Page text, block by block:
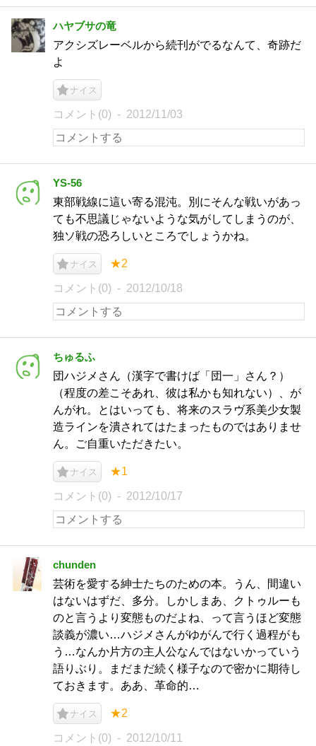
ハヤブサの竜
アクシズレーベルから続刊がでるなんて、奇跡だ
よ
ナイス
コメント(0) 2012/11/03
YS-56
東部戦線に這い寄る混沌。別にそんな戦いがあっ
ても不思議じゃないような気がしてしまうのが、
独ソ戦の恐ろしいところでしょうかね。
ナイス ★2
コメント(0) 2012/10/18
ちゅるふ
団ハジメさん（漢字で書けば「団一」さん？）
（程度の差こそあれ、彼は私かも知れない）、が
んがれ。とはいっても、将来のスラヴ系美少女製
造ラインを潰されてはたまったものではありませ
ん。ご自重いただきたい。
ナイス ★1
コメント(0) 2012/10/17
chunden
芸術を愛する紳士たちのための本。うん、間違い
はないはずだ、多分。しかしまあ、クトゥルーも
のと言うより変態ものだよね、って言うほど変態
談義が濃い…ハジメさんがゆがんで行く過程がも
う…なんか片方の主人公なんではないかっていう
語りぶり。まだまだ続く様子なので密かに期待し
ておきます。ああ、革命的…
ナイス ★2
コメント(0) 2012/10/11